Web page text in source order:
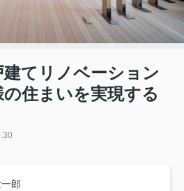
てリノベーション
住まいを実現する
郎